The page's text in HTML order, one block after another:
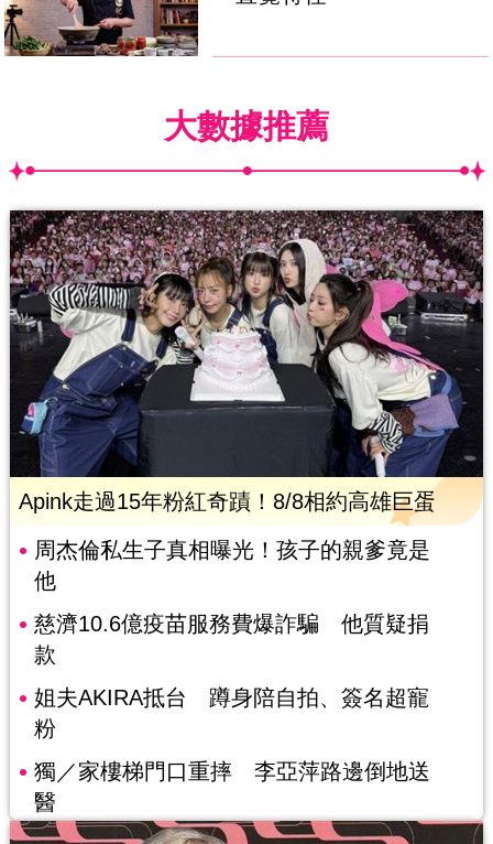
大數據推薦
Apink走過15年粉紅奇蹟！8/8相約高雄巨蛋
周杰倫私生子真相曝光！孩子的親爹竟是
他
慈濟10.6億疫苗服務費爆詐騙 他質疑捐
款
姐夫AKIRA抵台 蹲身陪自拍、簽名超寵
粉
獨／家樓梯門口重摔 李亞萍路邊倒地送
醫